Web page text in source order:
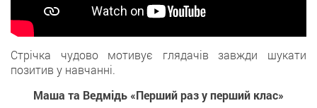
Стрічка чудово мотивує глядачів завжди шукати
позитив у навчанні.
Маша та Ведмідь «Перший раз у перший клас»